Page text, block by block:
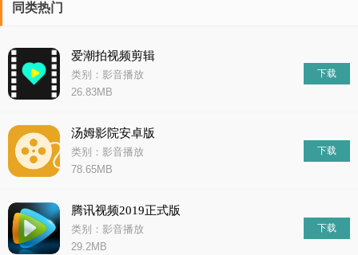
同类热门
爱潮拍视频剪辑
类别：影音播放
26.83MB
下载
汤姆影院安卓版
类别：影音播放
78.65MB
下载
腾讯视频2019正式版
类别：影音播放
29.2MB
下载